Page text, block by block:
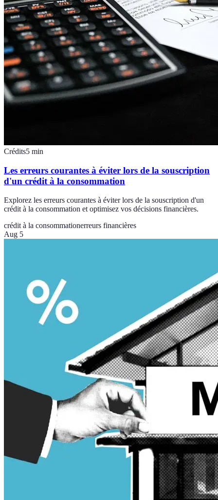
Crédits5 min
Les erreurs courantes à éviter lors de la souscription
d'un crédit à la consommation
Explorez les erreurs courantes à éviter lors de la souscription d'un
crédit à la consommation et optimisez vos décisions financières.
crédit à la consommationerreurs financières
Aug 5